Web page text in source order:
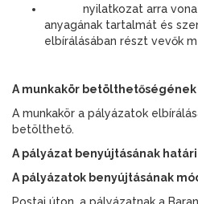
nyilatkozat arra
anyagának tartalmát és
elbírálásában részt vevők
A munkakör
A munkakör a pályázatok
betölthető.
A pályázat benyújtásának
A pályázatok benyújtásának